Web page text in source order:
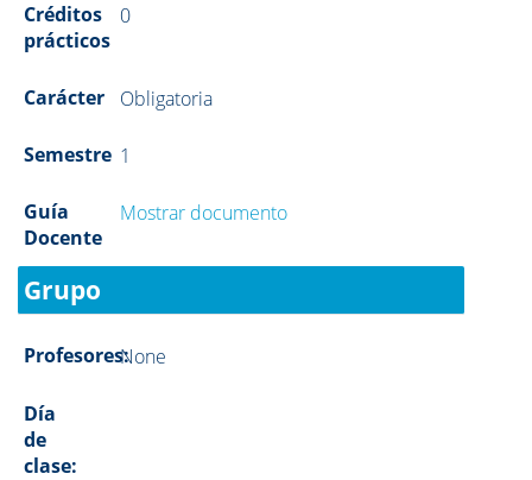
Créditos
prácticos
0
Carácter Obligatoria
Semestre 1
Guía
Docente
Mostrar documento
Grupo
Profesores:None
Día
de
clase: